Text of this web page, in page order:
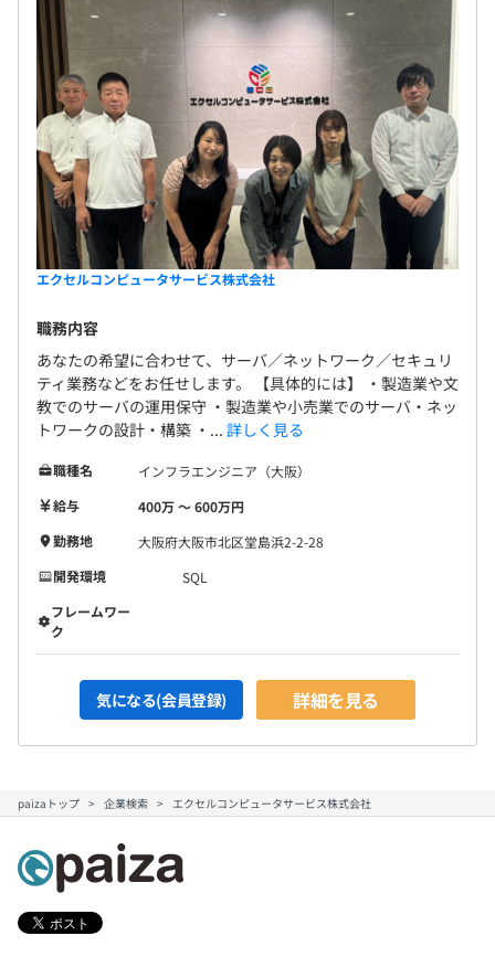
エクセルコンピュータサービス株式会社
職務内容
あなたの希望に合わせて、サーバ／ネットワーク／セキュリ
ティ業務などをお任せします。 【具体的には】 ・製造業や文
教でのサーバの運用保守 ・製造業や小売業でのサーバ・ネッ
トワークの設計・構築 ・... 詳しく見る
職種名
インフラエンジニア（大阪）
給与
400万 〜 600万円
勤務地
大阪府大阪市北区堂島浜2-2-28
開発環境
SQL
フレームワー
ク
気になる(会員登録) 詳細を見る
paizaトップ 企業検索 エクセルコンピュータサービス株式会社